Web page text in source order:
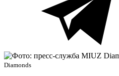
Diamonds